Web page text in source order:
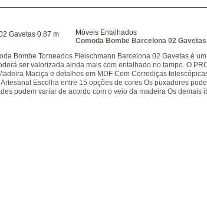
Móveis Entalhados
Comoda Bombe Barcelona 02 Gavetas
Bombe Torneados Fleischmann Barcelona 02 Gavetas é
ser valorizada ainda mais com entalhado no tampo. O
Maciça e detalhes em MDF Com Corrediças
Escolha entre 15 opções de cores Os puxadores
podem variar de acordo com o veio da madeira Os demais